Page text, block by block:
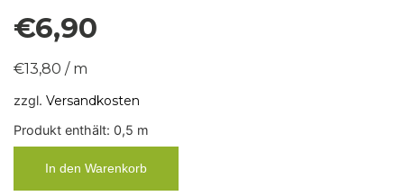
€6,90
€13,80 / m
zzgl. Versandkosten
Produkt enthält: 0,5 m
In den Warenkorb